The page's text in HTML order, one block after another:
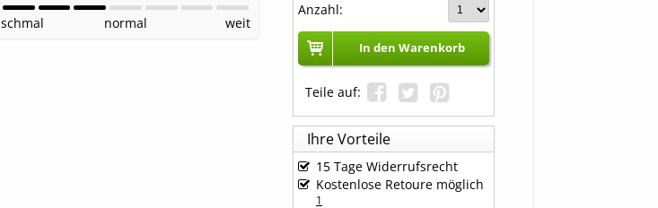
schmal normal weit
Anzahl:
In den Warenkorb
Teile auf:
Ihre Vorteile
15 Tage Widerrufsrecht
Kostenlose Retoure möglich
1